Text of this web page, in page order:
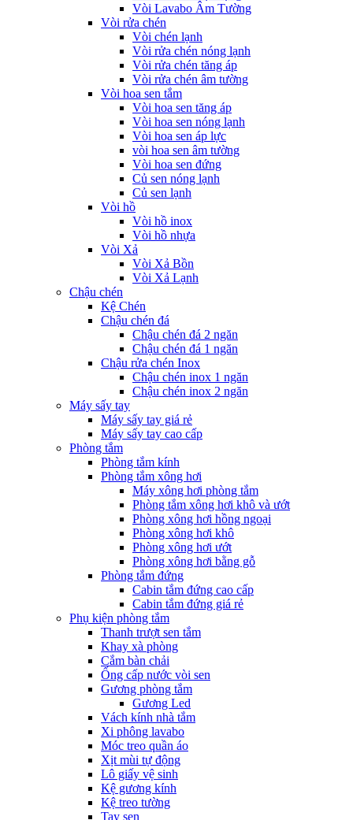
Vòi Lavabo Âm Tường
Vòi rửa chén
Vòi chén lạnh
Vòi rửa chén nóng lạnh
Vòi rửa chén tăng áp
Vòi rửa chén âm tường
Vòi hoa sen tắm
Vòi hoa sen tăng áp
Vòi hoa sen nóng lạnh
Vòi hoa sen áp lực
vòi hoa sen âm tường
Vòi hoa sen đứng
Củ sen nóng lạnh
Củ sen lạnh
Vòi hồ
Vòi hồ inox
Vòi hồ nhựa
Vòi Xả
Vòi Xả Bồn
Vòi Xả Lạnh
Chậu chén
Kệ Chén
Chậu chén đá
Chậu chén đá 2 ngăn
Chậu chén đá 1 ngăn
Chậu rửa chén Inox
Chậu chén inox 1 ngăn
Chậu chén inox 2 ngăn
Máy sấy tay
Máy sấy tay giá rẻ
Máy sấy tay cao cấp
Phòng tắm
Phòng tắm kính
Phòng tắm xông hơi
Máy xông hơi phòng tắm
Phòng tắm xông hơi khô và ướt
Phòng xông hơi hồng ngoại
Phòng xông hơi khô
Phòng xông hơi ướt
Phòng xông hơi bằng gỗ
Phòng tắm đứng
Cabin tắm đứng cao cấp
Cabin tắm đứng giá rẻ
Phụ kiện phòng tắm
Thanh trượt sen tắm
Khay xà phòng
Cắm bàn chải
Ống cấp nước vòi sen
Gương phòng tắm
Gương Led
Vách kính nhà tắm
Xi phông lavabo
Móc treo quần áo
Xịt mùi tự động
Lô giấy vệ sinh
Kệ gương kính
Kệ treo tường
Tay sen